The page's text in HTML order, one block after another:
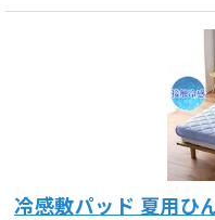
冷感敷パッド 夏用ひ